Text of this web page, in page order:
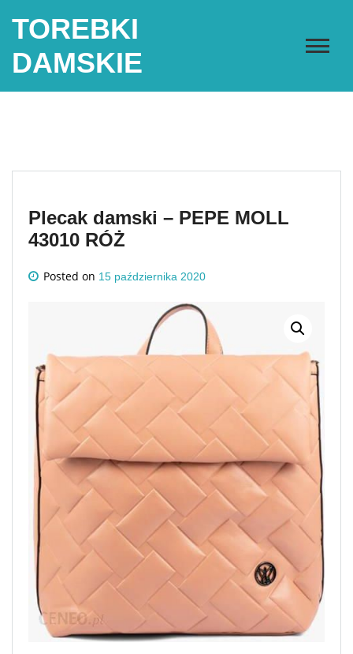
TOREBKI
DAMSKIE
Plecak damski – PEPE MOLL
43010 RÓŻ
Posted on 15 października 2020